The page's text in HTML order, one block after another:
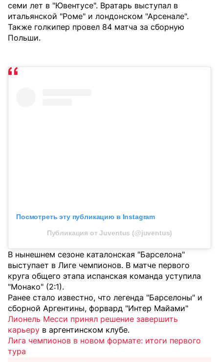
семи лет в "Ювентусе". Вратарь выступал в
итальянской "Роме" и лондонском "Арсенале".
Также голкипер провел 84 матча за сборную
Польши.
Посмотреть эту публикацию в Instagram
Публикация от Juventus (@juventus)
В нынешнем сезоне каталонская "Барселона"
выступает в Лиге чемпионов. В матче первого
круга общего этапа испанская команда уступила
"Монако" (2:1).
Ранее стало известно, что легенда "Барселоны" и
сборной Аргентины, форвард "Интер Майами"
Лионель Месси принял решение завершить
карьеру в аргентинском клубе.
Лига чемпионов в новом формате: итоги первого
тура